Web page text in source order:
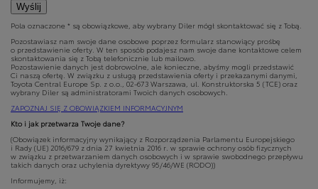
Wyślij
Pola oznaczone * są obowiązkowe, aby wybrany Diler mógł skontaktować się z Tobą.
Pozostawiasz nam swoje dane osobowe poprzez formularz stanowiący prośbę
o przedstawienie oferty. W ten sposób podajesz nam swoje dane kontaktowe celem
skontaktowania się z Tobą telefonicznie lub mailowo.
Pozostawienie danych jest dobrowolne, ale konieczne, abyśmy mogli przedstawić
Ci naszą ofertę. W związku z usługą przedstawienia oferty i przekazanymi danymi,
Toyota Central Europe Sp. z o.o., 02-673 Warszawa, ul. Konstruktorska 5 (TCE) oraz
wybrany Diler są administratorami Twoich danych osobowych.
ZAPOZNAJ SIĘ Z OBOWIĄZKIEM INFORMACYJNYM
Kto i jak przetwarza Twoje dane?
(Obowiązek informacyjny wynikający z Rozporządzenia Parlamentu Europejskiego
i Rady (UE) 2016/679 z dnia 27 kwietnia 2016 r. w sprawie ochrony osób fizycznych
w związku z przetwarzaniem danych osobowych i w sprawie swobodnego przepływu
takich danych oraz uchylenia dyrektywy 95/46/WE (RODO))
Informujemy, iż: